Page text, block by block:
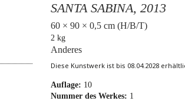
SANTA SABINA, 2013
60 × 90 × 0,5 cm (H/B/T)
2 kg
Anderes
Diese Kunstwerk ist bis 08.04.2028
Auflage: 10
Nummer des Werkes: 1